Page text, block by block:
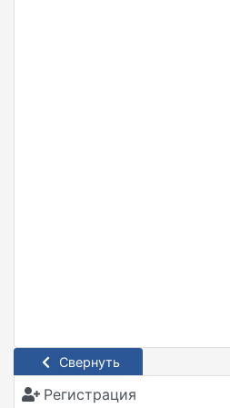
Свернуть
Регистрация